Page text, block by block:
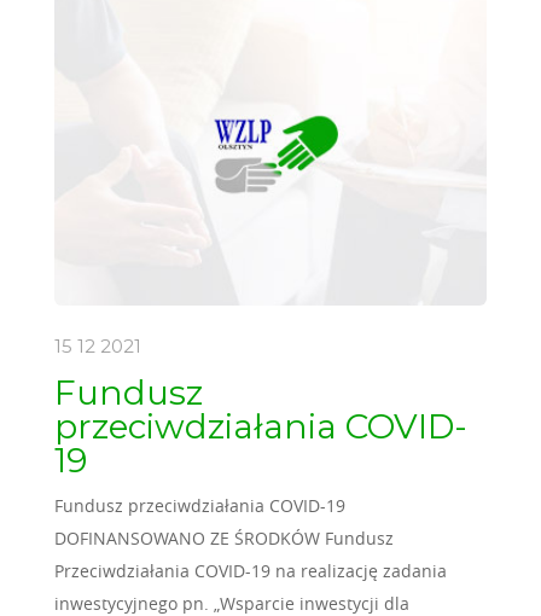
15 12 2021
Fundusz
przeciwdziałania COVID-
19
Fundusz przeciwdziałania COVID-19
DOFINANSOWANO ZE ŚRODKÓW Fundusz
Przeciwdziałania COVID-19 na realizację zadania
inwestycyjnego pn. „Wsparcie inwestycji dla